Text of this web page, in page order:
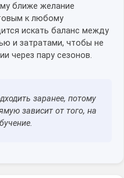
ближе желание
к любому
искать баланс между
и затратами, чтобы не
через пару сезонов.
заранее, потому
зависит от того, на